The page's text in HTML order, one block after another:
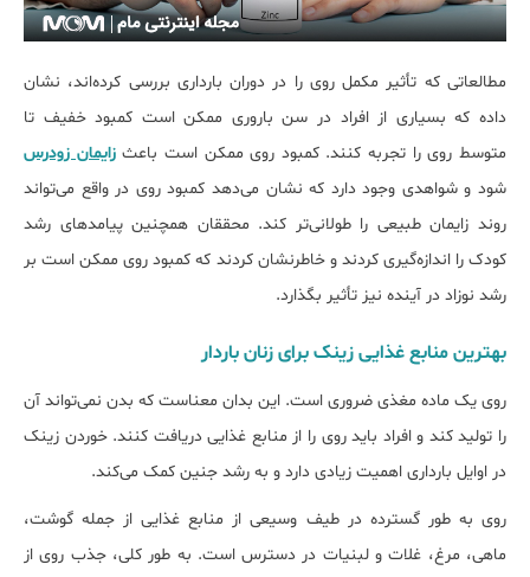
مطالعاتی که تأثیر مکمل روی را در دوران بارداری بررسی کرده‌‎اند، نشان
داده که بسیاری از افراد در سن باروری ممکن است کمبود خفیف تا
متوسط ​​روی را تجربه کنند. کمبود روی ممکن است باعثزایمان زودرس
شود و شواهدی وجود دارد که نشان می‌دهد کمبود روی در واقع می‌تواند
روند زایمان طبیعی را طولانی‌تر کند. محققان همچنین پیامدهای رشد
کودک را اندازه‌گیری کردند و خاطرنشان کردند که کمبود روی ممکن است بر
رشد نوزاد در آینده نیز تأثیر بگذارد.
بهترین ﻣﻨﺎﺑﻊ ﻏﺬایی زینک ﺑﺮای زﻧﺎن ﺑﺎردار
روی یک ماده مغذی ضروری است. این بدان معناست که بدن نمی‌تواند آن
را تولید کند و افراد باید روی را از منابع غذایی دریافت کنند. ﺧﻮردن زینک
در اوایل ﺑﺎرداری اهمیت زیادی دارد و به رشد جنین کمک می‌کند.
روی به طور گسترده در طیف وسیعی از منابع غذایی از جمله گوشت،
ماهی، مرغ، غلات و لبنیات در دسترس است. به طور کلی، جذب روی از